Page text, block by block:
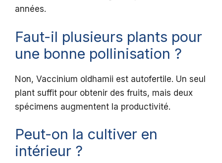
années.
Faut-il plusieurs plants pour
une bonne pollinisation ?
Non, Vaccinium oldhamii est autofertile. Un seul
plant suffit pour obtenir des fruits, mais deux
spécimens augmentent la productivité.
Peut-on la cultiver en
intérieur ?